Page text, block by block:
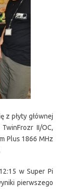
z płyty głównej
II/OC,
Plus 1866 MHz
w Super Pi
pierwszego